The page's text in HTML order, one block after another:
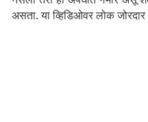
असता. या व्हिडिओवर लोक